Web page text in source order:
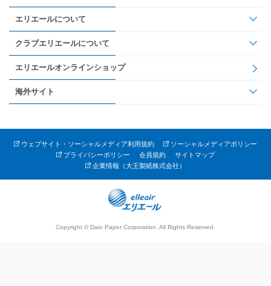
エリエールについて
クラブエリエールについて
エリエールオンラインショップ
海外サイト
ウェブサイト・ソーシャルメディア利用規約
ソーシャルメディアポリシー
プライバシーポリシー
会員規約
サイトマップ
企業情報（大王製紙株式会社）
Copyright © Daio Paper Corporation. All Rights Reserved.